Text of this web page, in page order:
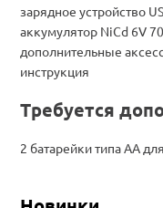
зарядное устройство
аккумулятор NiCd 6V
дополнительные
инструкция
Требуется
2 батарейки типа AA